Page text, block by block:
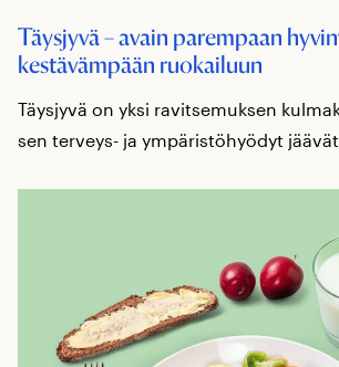
Täysjyvä – avain parempaan
kestävämpään ruokailuun
Täysjyvä on yksi ravitsemuksen
sen terveys- ja ympäristöhyödyt jäävät